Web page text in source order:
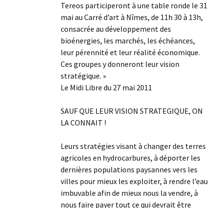
Tereos participeront à une table ronde le 31
mai au Carré d’art à Nîmes, de 11h 30 à 13h,
consacrée au développement des
bioénergies, les marchés, les échéances,
leur pérennité et leur réalité économique.
Ces groupes y donneront leur vision
stratégique. »
Le Midi Libre du 27 mai 2011
SAUF QUE LEUR VISION STRATEGIQUE, ON
LA CONNAIT !
Leurs stratégies visant à changer des terres
agricoles en hydrocarbures, à déporter les
dernières populations paysannes vers les
villes pour mieux les exploiter, à rendre l’eau
imbuvable afin de mieux nous la vendre, à
nous faire payer tout ce qui devrait être